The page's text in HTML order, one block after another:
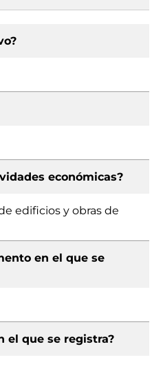
económicas?
edificios y obras de
en el que se
el que se registra?